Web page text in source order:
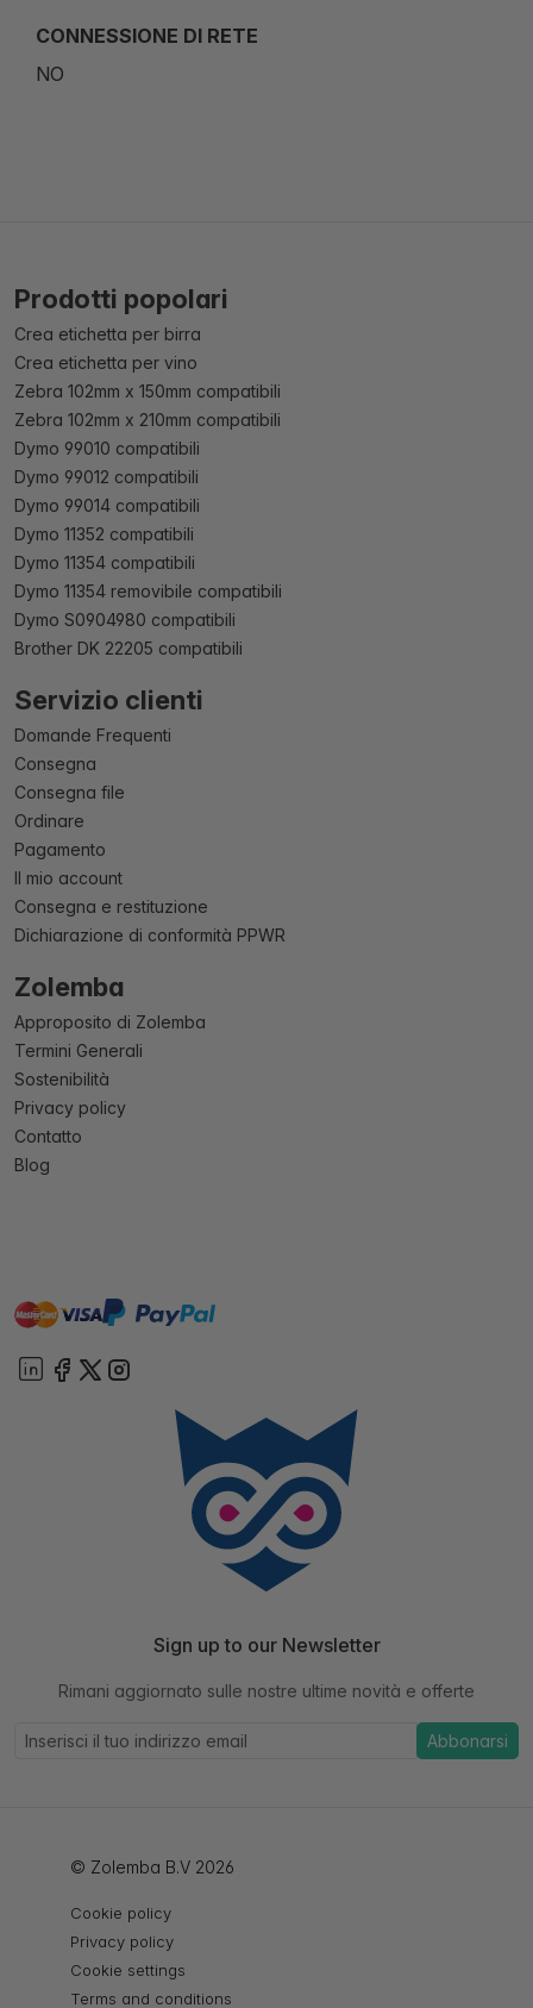
CONNESSIONE DI RETE
NO
Prodotti popolari
Crea etichetta per birra
Crea etichetta per vino
Zebra 102mm x 150mm compatibili
Zebra 102mm x 210mm compatibili
Dymo 99010 compatibili
Dymo 99012 compatibili
Dymo 99014 compatibili
Dymo 11352 compatibili
Dymo 11354 compatibili
Dymo 11354 removibile compatibili
Dymo S0904980 compatibili
Brother DK 22205 compatibili
Servizio clienti
Domande Frequenti
Consegna
Consegna file
Ordinare
Pagamento
Il mio account
Consegna e restituzione
Dichiarazione di conformità PPWR
Zolemba
Approposito di Zolemba
Termini Generali
Sostenibilità
Privacy policy
Contatto
Blog
mastervisa paypal
Sign up to our Newsletter
Rimani aggiornato sulle nostre ultime novità e offerte
Abbonarsi
© Zolemba B.V 2026
Cookie policy
Privacy policy
Cookie settings
Terms and conditions